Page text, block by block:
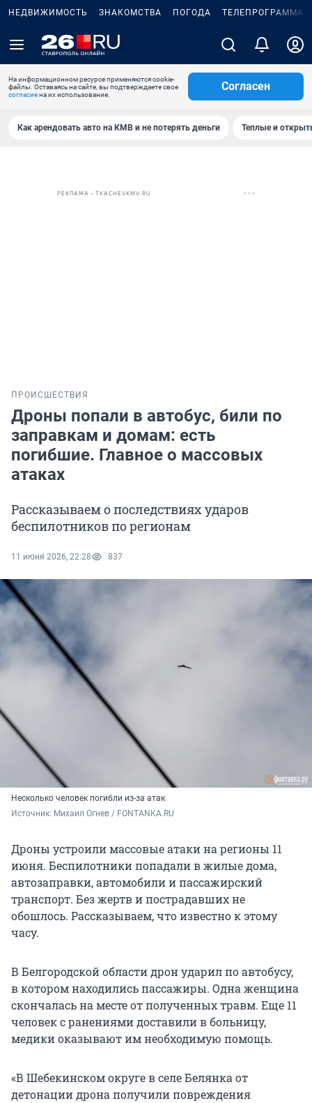
НЕДВИЖИМОСТЬ ЗНАКОМСТВА ПОГОДА ТЕЛЕПРОГРАММА
На информационном ресурсе применяются cookie-
файлы. Оставаясь на сайте, вы подтверждаете свое
согласиена их использование.
Согласен
Как арендовать авто на КМВ и не потерять деньги Теплые и
РЕКЛАМА • TKACHEVKMV.RU
ПРОИСШЕСТВИЯ
Дроны попали в автобус, били по
заправкам и домам: есть
погибшие. Главное о массовых
атаках
Рассказываем о последствиях ударов
беспилотников по регионам
11 июня 2026, 22:28 837
Несколько человек погибли из-за атак
Источник: Михаил Огнев / FONTANKA.RU
Дроны устроили массовые атаки на регионы 11
июня. Беспилотники попадали в жилые дома,
автозаправки, автомобили и пассажирский
транспорт. Без жертв и пострадавших не
обошлось. Рассказываем, что известно к этому
часу.
В Белгородской области дрон ударил по автобусу,
в котором находились пассажиры. Одна женщина
скончалась на месте от полученных травм. Еще 11
человек с ранениями доставили в больницу,
медики оказывают им необходимую помощь.
«В Шебекинском округе в селе Белянка от
детонации дрона получили повреждения